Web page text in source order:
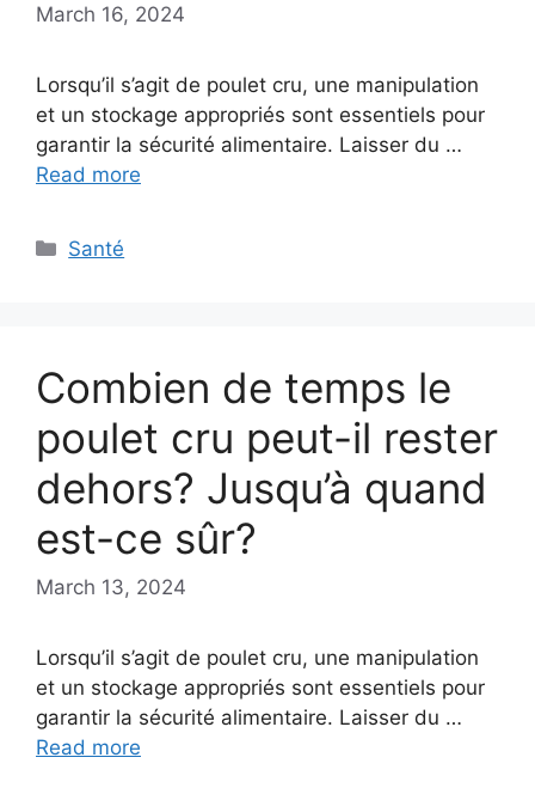
March 16, 2024
Lorsqu’il s’agit de poulet cru, une manipulation
et un stockage appropriés sont essentiels pour
garantir la sécurité alimentaire. Laisser du …
Read more
Categories
Santé
Combien de temps le
poulet cru peut-il rester
dehors? Jusqu’à quand
est-ce sûr?
March 13, 2024
Lorsqu’il s’agit de poulet cru, une manipulation
et un stockage appropriés sont essentiels pour
garantir la sécurité alimentaire. Laisser du …
Read more